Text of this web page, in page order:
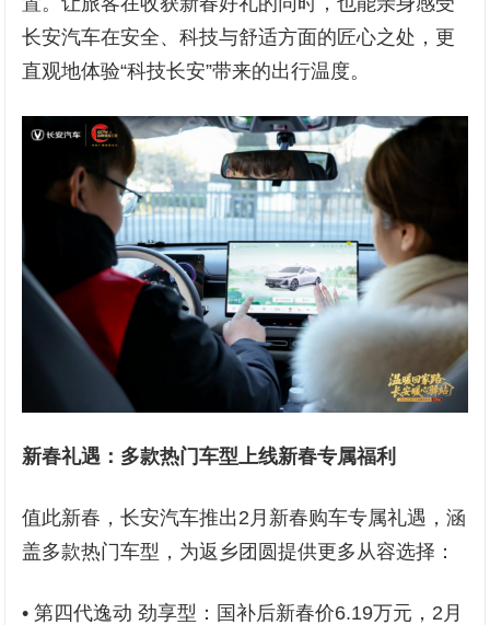
长安汽车在安全、科技与舒适方面的匠心之处，更
直观地体验“科技长安”带来的出行温度。
新春礼遇： 多款热门车型 上线新春专属福利
值此新春，长安汽车推出2月新春购车专属礼遇，涵
盖多款热门车型，为返乡团圆提供更多从容选择：
• 第四代逸动 劲享型：国补后新春价6.19万元，2月